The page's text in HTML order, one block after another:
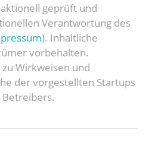
geprüft und
Verantwortung des
). Inhaltliche
vorbehalten.
Wirkweisen und
der vorgestellten Startups
Betreibers.